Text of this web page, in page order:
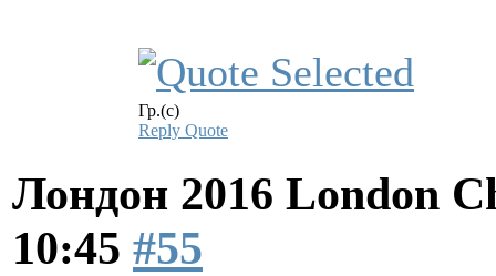
Гр.(с)
Reply Quote
Лондон 2016 London
10:45 #55